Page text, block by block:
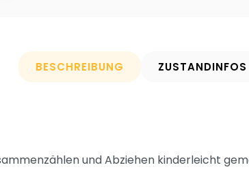
BESCHREIBUNG ZUSTANDINFOS
und Abziehen kinderleicht